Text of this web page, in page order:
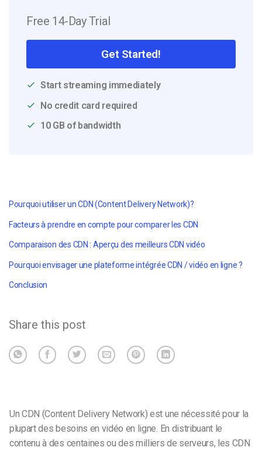
Free 14-Day Trial
Get Started!
Start streaming immediately
No credit card required
10 GB of bandwidth
Pourquoi utiliser un CDN(Content Delivery Network)?
Facteurs à prendre en compte pour comparer les CDN
Comparaison des CDN : Aperçu des meilleurs CDN vidéo
Pourquoi envisager une plateforme intégrée CDN / vidéo en ligne ?
Conclusion
Share this post
Un CDN (Content Delivery Network) est une nécessité pour la
plupart des besoins en vidéo en ligne. En distribuant le
contenu à des centaines ou des milliers de serveurs, les CDN